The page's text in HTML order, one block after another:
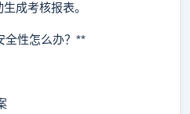
成考核报表。
性怎么办？**